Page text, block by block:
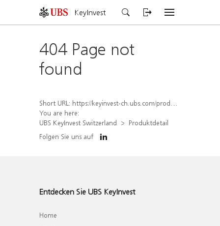
KeyInvest
404 Page not
found
Short URL: https://keyinvest-ch.ubs.com/produkt/detail/index/isin/CH1578554375
You are here:
UBS KeyInvest Switzerland
Produktdetail
Folgen Sie uns auf
Entdecken Sie UBS KeyInvest
Home